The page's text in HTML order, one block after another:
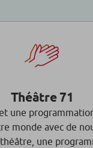
Théâtre 71
une
monde avec de
une